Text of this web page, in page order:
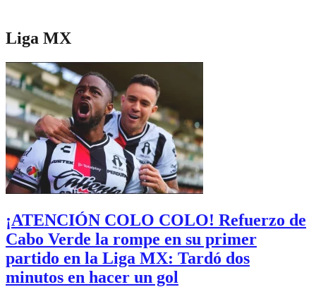
Liga MX
¡ATENCIÓN COLO COLO! Refuerzo de
Cabo Verde la rompe en su primer
partido en la Liga MX: Tardó dos
minutos en hacer un gol